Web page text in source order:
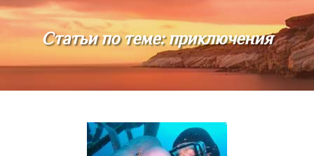
Статьи по теме: приключения